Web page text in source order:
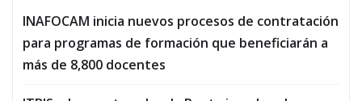
INAFOCAM inicia nuevos procesos de contratación
para programas de formación que beneficiarán a
más de 8,800 docentes